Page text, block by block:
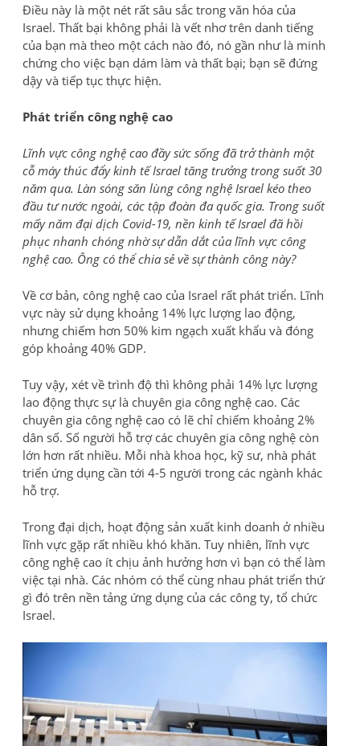
Điều này là một nét rất sâu sắc trong văn hóa của
Israel. Thất bại không phải là vết nhơ trên danh tiếng
của bạn mà theo một cách nào đó, nó gần như là minh
chứng cho việc bạn dám làm và thất bại; bạn sẽ đứng
dậy và tiếp tục thực hiện.
Phát triển công nghệ cao
Lĩnh vực công nghệ cao đầy sức sống đã trở thành một
cỗ máy thúc đẩy kinh tế Israel tăng trưởng trong suốt 30
năm qua. Làn sóng săn lùng công nghệ Israel kéo theo
đầu tư nước ngoài, các tập đoàn đa quốc gia. Trong suốt
mấy năm đại dịch Covid-19, nền kinh tế Israel đã hồi
phục nhanh chóng nhờ sự dẫn dắt của lĩnh vực công
nghệ cao. Ông có thể chia sẻ về sự thành công này?
Về cơ bản, công nghệ cao của Israel rất phát triển. Lĩnh
vực này sử dụng khoảng 14% lực lượng lao động,
nhưng chiếm hơn 50% kim ngạch xuất khẩu và đóng
góp khoảng 40% GDP.
Tuy vậy, xét về trình độ thì không phải 14% lực lượng
lao động thực sự là chuyên gia công nghệ cao. Các
chuyên gia công nghệ cao có lẽ chỉ chiếm khoảng 2%
dân số. Số người hỗ trợ các chuyên gia công nghệ còn
lớn hơn rất nhiều. Mỗi nhà khoa học, kỹ sư, nhà phát
triển ứng dụng cần tới 4-5 người trong các ngành khác
hỗ trợ.
Trong đại dịch, hoạt động sản xuất kinh doanh ở nhiều
lĩnh vực gặp rất nhiều khó khăn. Tuy nhiên, lĩnh vực
công nghệ cao ít chịu ảnh hưởng hơn vì bạn có thể làm
việc tại nhà. Các nhóm có thể cùng nhau phát triển thứ
gì đó trên nền tảng ứng dụng của các công ty, tổ chức
Israel.